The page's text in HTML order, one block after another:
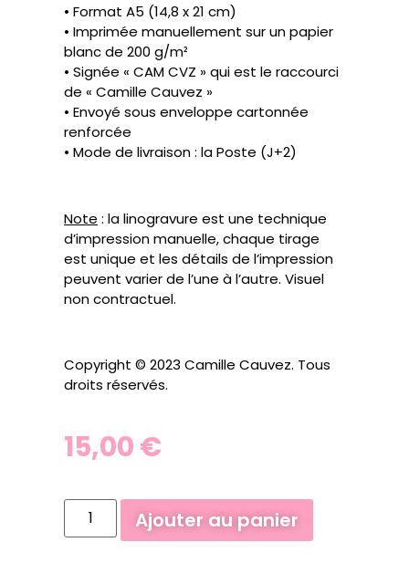
• Format A5 (14,8 x 21 cm)
• Imprimée manuellement sur un papier
blanc de 200 g/m²
• Signée « CAM CVZ » qui est le raccourci
de « Camille Cauvez »
• Envoyé sous enveloppe cartonnée
renforcée
• Mode de livraison : la Poste (J+2)
Note : la linogravure est une technique
d’impression manuelle, chaque tirage
est unique et les détails de l’impression
peuvent varier de l’une à l’autre. Visuel
non contractuel.
Copyright © 2023 Camille Cauvez. Tous
droits réservés.
15,00€
Ajouter au panier